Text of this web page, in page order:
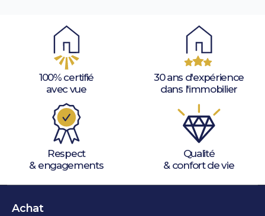
100% certifié
avec vue
30 ans d'expérience
dans l'immobilier
Respect
& engagements
Qualité
& confort de vie
Achat